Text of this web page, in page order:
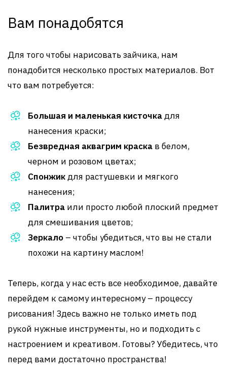
Вам понадобятся
Для того чтобы нарисовать зайчика, нам
понадобится несколько простых материалов. Вот
что вам потребуется:
Большая и маленькая кисточкадля
нанесения краски;
Безвредная аквагрим краска в белом,
черном и розовом цветах;
Спонжикдля растушевки и мягкого
нанесения;
Палитра или просто любой плоский предмет
для смешивания цветов;
Зеркало – чтобы убедиться, что вы не стали
похожи на картину маслом!
Теперь, когда у нас есть все необходимое, давайте
перейдем к самому интересному – процессу
рисования! Здесь важно не только иметь под
рукой нужные инструменты, но и подходить с
настроением и креативом. Готовы? Убедитесь, что
перед вами достаточно пространства!